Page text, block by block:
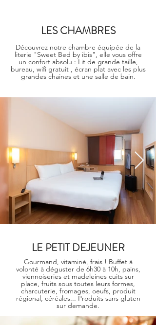
LES CHAMBRES
Découvrez notre chambre équipée de la
literie "Sweet Bed by ibis", elle vous offre
un confort absolu : Lit de grande taille,
bureau, wifi gratuit , écran plat avec les plus
grandes chaines et une salle de bain.
LE PETIT DEJEUNER
Gourmand, vitaminé, frais ! Buffet à
volonté à déguster de 6h30 à 10h, pains,
viennoiseries et madeleines cuits sur
place, fruits sous toutes leurs formes,
charcuterie, fromages, oeufs, produit
régional, céréales... Produits sans gluten
sur demande.